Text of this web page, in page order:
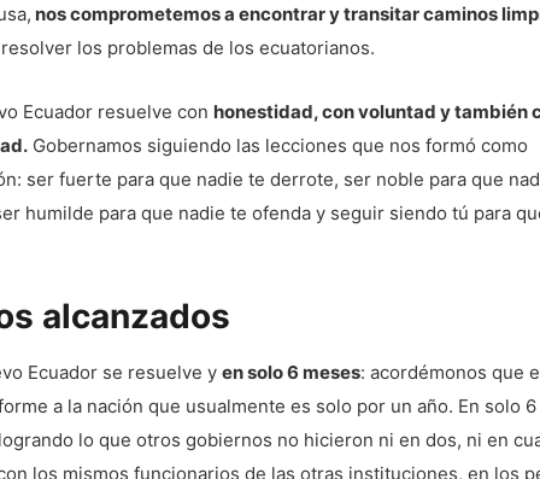
nos comprometemos a encontrar y transitar caminos
los problemas de los ecuatorianos.
Ecuador resuelve con honestidad, con voluntad y también
Gobernamos siguiendo las lecciones que nos formó como
ser fuerte para que nadie te derrote, ser noble para que
humilde para que nadie te ofenda y seguir siendo tú para
alcanzados
Ecuador se resuelve y en solo 6 meses: acordémonos que
a la nación que usualmente es solo por un año. En solo
lo que otros gobiernos no hicieron ni en dos, ni en
los mismos funcionarios de las otras instituciones, en los